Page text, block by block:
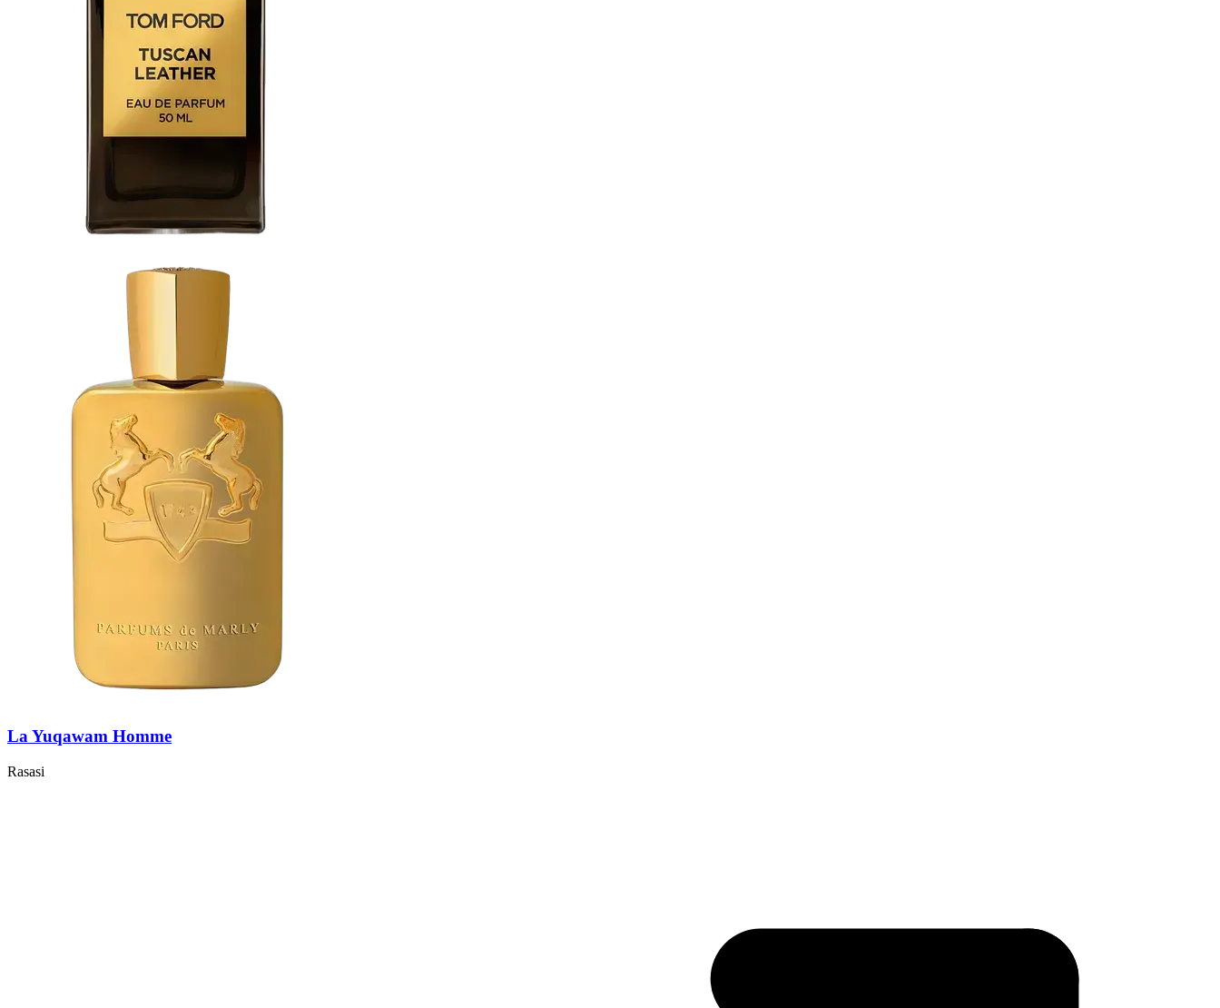
La Yuqawam Homme
Rasasi